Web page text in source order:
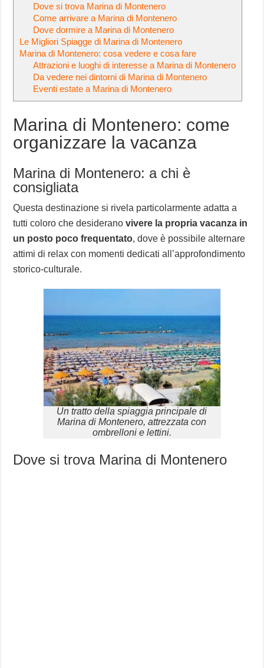
Dove si trova Marina di Montenero
Come arrivare a Marina di Montenero
Dove dormire a Marina di Montenero
Le Migliori Spiagge di Marina di Montenero
Marina di Montenero: cosa vedere e cosa fare
Attrazioni e luoghi di interesse a Marina di Montenero
Da vedere nei dintorni di Marina di Montenero
Eventi estate a Marina di Montenero
Marina di Montenero: come
organizzare la vacanza
Marina di Montenero: a chi è
consigliata
Questa destinazione si rivela particolarmente adatta a
tutti coloro che desideranovivere la propria vacanza in
un posto poco frequentato, dove è possibile alternare
attimi di relax con momenti dedicati all’approfondimento
storico-culturale.
Un tratto della spiaggia principale di
Marina di Montenero, attrezzata con
ombrelloni e lettini.
Dove si trova Marina di Montenero